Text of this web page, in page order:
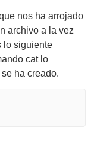
nos ha arrojado
archivo a la vez
lo siguiente
cat lo
ha creado.